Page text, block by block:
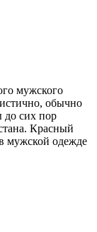
мужского
обычно
до сих пор
Красный
мужской одежде